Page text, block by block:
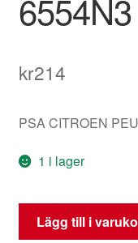
6554N3
kr214
PSA CITROEN
1 i lager
Tätningsplugg
Citroën
Lägg till i